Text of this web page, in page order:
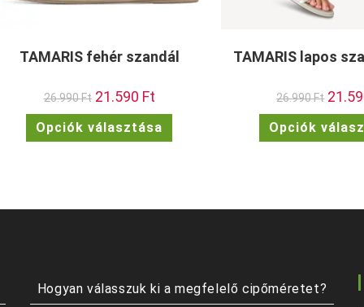
TAMARIS fehér szandál
26.990Ft Original
price
was:
26.990 Ft.
21.590 FtCurrent
price
is:
21.590 Ft.
Opciók választása
terméknek
a
TAMARIS lapos
26.990Ft
price
was:
26.990
Opciók
Hogyan válasszuk ki a megfelelő cipőméretet?